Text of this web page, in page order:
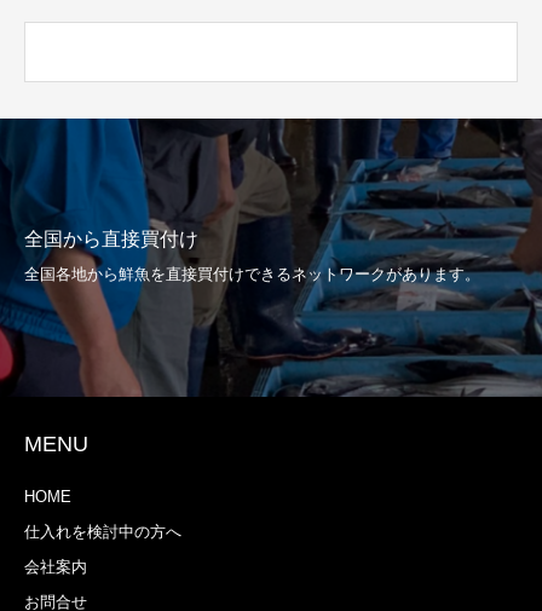
全国から直接買付け
全国各地から鮮魚を直接買付けできるネットワークがあります。
MENU
HOME
仕入れを検討中の方へ
会社案内
お問合せ